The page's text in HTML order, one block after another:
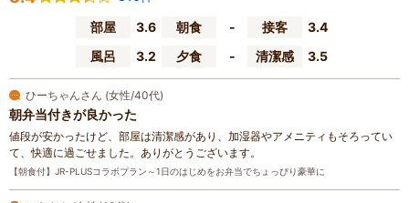
部屋
3.6 朝食 - 接客
3.4
風呂
3.2 夕食 - 清潔感 3.5
ひーちゃんさん (女性/40代)
朝弁当付きが良かった
値段が安かったけど、部屋は清潔感があり、加湿器やアメニティもそろってい
て、快適に過ごせました。ありがとうございます。
【朝食付】JR-PLUSコラボプラン～1日のはじめをお弁当でちょっぴり豪華に